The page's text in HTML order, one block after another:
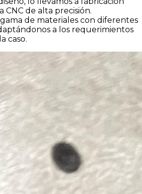
CNC de alta precisión.
de materiales con diferentes
a los requerimientos
caso.